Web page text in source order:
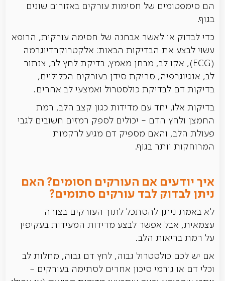
הם סימפטומים של חסימות עורקים באזורים שונים
בגוף.
כדי לבדוק או לאשר אבחנה של חסימה עורקית, הרופא
עשוי לבצע את הבדיקות הבאות: אלקטרוקרדיוגרמה
(ECG), אקו לב, מבחן מאמץ, בדיקת לחץ לב, צנתור
לב, אנגיוגרפיה, סריקת סידן בעורקים הכליליים,
בדיקות דם לבדיקת כולסטרול ואמצעי לב אחרים.
בדיקות אלו, יחד עם מדידות כגון קצב הלב, רמת
החמצן ולחץ הדם - יכולים לספק רמזים חשובים לגבי
פעולת הלב, והאם מספיק דם מגיע לרקמות
המרוחקות יותר בגוף.
איך יודעים אם העורקים חסומים? האם
ניתן לבדוק לבד עורקים סתומים?
לא באמת ניתן להסתכל לתוך העורקים בצורה
עצמאית, אבל אפשר לבצע מדידות המעידות בעקיפין
על רמת בריאות הלב.
אם יש לכם כולסטרול גבוה, לחץ דם גבוה, מחלות לב
וכלי דם או גורמי סיכון אחרים לסתימה בעורקים -